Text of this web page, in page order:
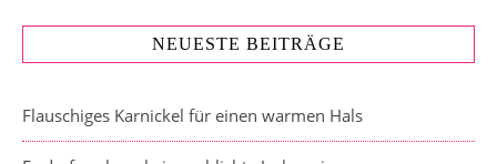
NEUESTE BEITRÄGE
Flauschiges Karnickel für einen warmen Hals